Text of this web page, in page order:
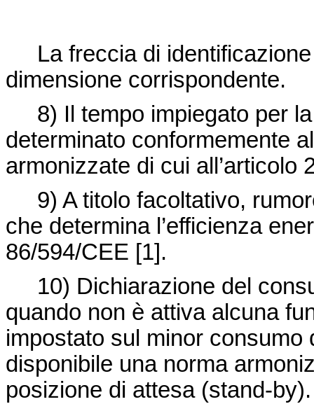
La freccia di identificazione
dimensione corrispondente.
8) Il tempo impiegato per
determinato conformemente
armonizzate di cui all’articolo
9) A titolo facoltativo,
che determina l’efficienza
86/594/CEE [1].
10) Dichiarazione del
quando non è attiva alcuna
impostato sul minor
disponibile una norma
posizione di attesa (stand-by).